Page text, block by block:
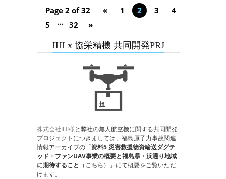
Page 2 of 32 « 1 2 3
4
5
... 32 »
IHI x 協栄精機 共同開発PRJ
株式会社IHI様と弊社の無人航空機に関する共同開発
プロジェクトにつきましては、福島原子力事故関連
情報アーカイブの「資料5 災害救援物資輸送ダグテ
ッド・ファンUAV事業の概要と福島県・浜通り地域
に期待すること （こちら）」にて概要をご覧いただ
けます。